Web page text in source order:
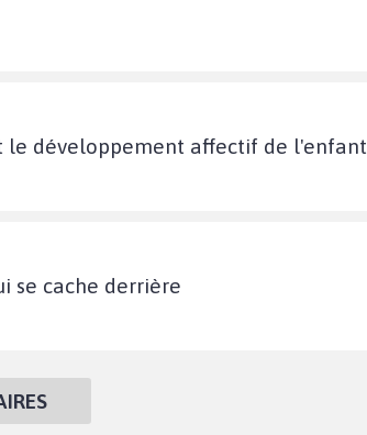
le développement affectif de l'enfant
se cache derrière